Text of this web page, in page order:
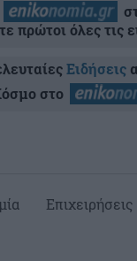
πρώτοι όλες τις
Ειδήσεις
στο
Επιχειρήσεις